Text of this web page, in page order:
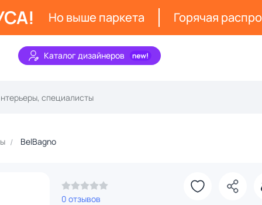
Но выше паркета Горячая
Каталог дизайнеров
BelBagno
0 отзывов